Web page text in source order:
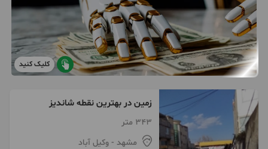
کلیک کنید
زمین در بهترین نقطه شاندیز
343 متر
مشهد - وکیل آباد